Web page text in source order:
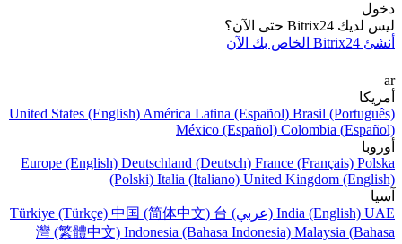
دخول
ليس لديك Bitrix24 حتى الآن؟
أنشئ Bitrix24 الخاص بك الآن
ar
أمريكا
United States (English) América Latina (Español) Brasil (Português)
México (Español) Colombia (Español)
أوروبا
Europe (English) Deutschland (Deutsch) France (Français) Polska
(Polski) Italia (Italiano) United Kingdom (English)
آسيا
India (English) UAE (عربي) Türkiye (Türkçe) 中国 (简体中文) 台
灣 (繁體中文) Indonesia (Bahasa Indonesia) Malaysia (Bahasa